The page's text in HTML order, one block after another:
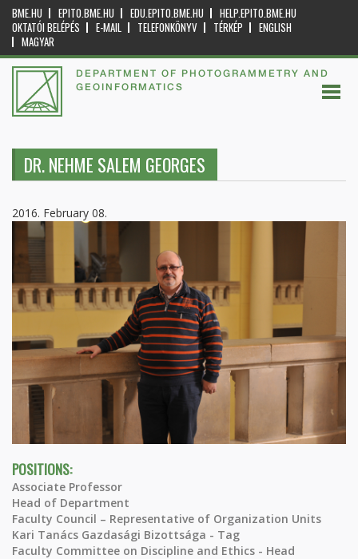
BME.HU EPITO.BME.HU EDU.EPITO.BME.HU
HELP.EPITO.BME.HU
OKTATÓI BELÉPÉS
E-MAIL TELEFONKÖNYV TÉRKÉP
ENGLISH
MAGYAR
DEPARTMENT OF PHOTOGRAMMETRY AND
GEOINFORMATICS
DR. NEHME SALEM GEORGES
2016. February 08.
POSITIONS:
Associate Professor
Head of Department
Faculty Council – Representative of Organization Units
Kari Tanács Gazdasági Bizottsága - Tag
Faculty Committee on Discipline and Ethics - Head